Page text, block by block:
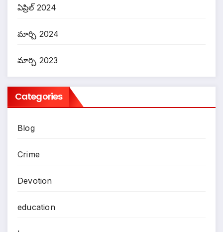
ఏప్రిల్ 2024
మార్చి 2024
మార్చి 2023
Categories
Blog
Crime
Devotion
education